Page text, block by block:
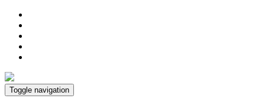
Toggle navigation